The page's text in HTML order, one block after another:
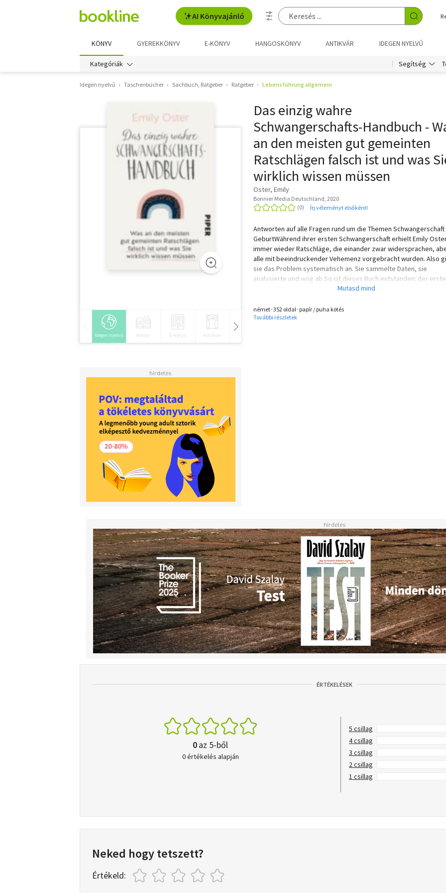
AI Könyvajánló
KÖNYV GYEREKKÖNYV E-KÖNYV HANGOSKÖNYV ANTIKVÁR IDEGEN NYELVŰ
Kategóriák Segítség
Idegen nyelvű Taschenbücher Sachbuch, Ratgeber Ratgeber Lebensführung allgemein
Idegen nyelvű Könyv E-könyv Antikvár
Das einzig wahre
Schwangerschafts-Handbuch -
an den meisten gut gemeinten
Ratschlägen falsch ist und was
wirklich wissen müssen
Oster, Emily
Bonnier Media Deutschland, 2020
Írj véleményt elsőként!
Antworten auf alle Fragen rund um die Themen Schwangerschaft
GeburtWährend ihrer ersten Schwangerschaft erhielt Emily
immer wieder Ratschläge, die einander zwar widersprachen,
alle mit beeindruckender Vehemenz vorgebracht wurden. Also
sie das Problem systematisch an. Sie sammelte Daten, sie
analysierte und wog ab.So ist dieses Buch entstanden: der erste
große Schwangerschafts-Ratgeber aus der Feder einer
Ernährung während der Schwangerschaft, Alkohol und
Basis aktuellster Studien erhalten werdende Mütter so das
német･352 oldal･papír / puha kötés
További részletek
ÉRTÉKELÉSEK
0az 5-ből
0 értékelés alapján
5 csillag
4 csillag
3 csillag
2 csillag
1 csillag
Neked hogy tetszett?
Értékeld: